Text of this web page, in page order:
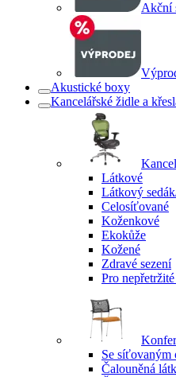
Akční
Akustické boxy
Kancelářské židle a
Látkové
Látkový
Celosíťované
Koženkové
Ekokůže
Kožené
Zdravé sezení
Pro
Se síťovaným
Čalouněná